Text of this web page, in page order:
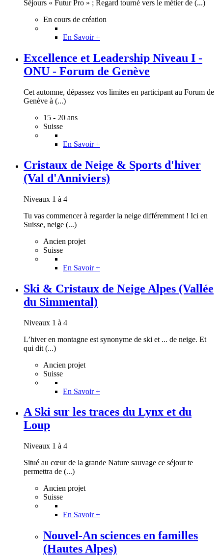
Séjours « Futur Pro » ; Regard tourné vers le métier de (...)
En cours de création
En Savoir +
Excellence et Leadership Niveau I -
ONU - Forum de Genève
Cet automne, dépassez vos limites en participant au Forum de
Genève à (...)
15 - 20 ans
Suisse
En Savoir +
Cristaux de Neige & Sports d'hiver
(Val d'Anniviers)
Niveaux 1 à 4
Tu vas commencer à regarder la neige différemment ! Ici en
Suisse, neige (...)
Ancien projet
Suisse
En Savoir +
Ski & Cristaux de Neige Alpes (Vallée
du Simmental)
Niveaux 1 à 4
L’hiver en montagne est synonyme de ski et ... de neige. Et
qui dit (...)
Ancien projet
Suisse
En Savoir +
A Ski sur les traces du Lynx et du
Loup
Niveaux 1 à 4
Situé au cœur de la grande Nature sauvage ce séjour te
permettra de (...)
Ancien projet
Suisse
En Savoir +
Nouvel-An sciences en familles
(Hautes Alpes)